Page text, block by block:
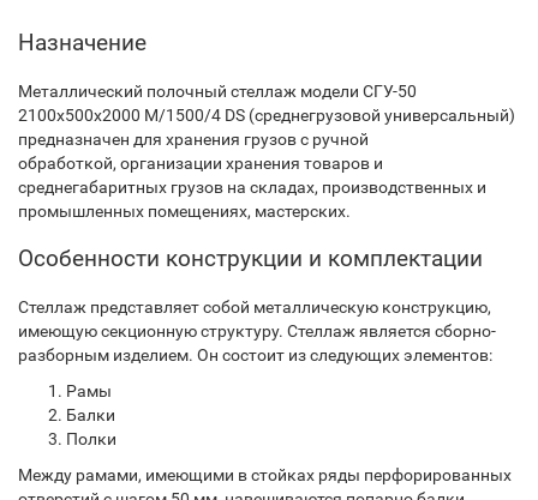
Назначение
Металлический полочный стеллаж модели СГУ-50
2100х500х2000 М/1500/4 DS (среднегрузовой универсальный)
предназначен для хранения грузов с ручной
обработкой, организации хранения товаров и
среднегабаритных грузов на складах, производственных и
промышленных помещениях, мастерских.
Особенности конструкции и комплектации
Стеллаж представляет собой металлическую конструкцию,
имеющую секционную структуру. Стеллаж является сборно-
разборным изделием. Он состоит из следующих элементов:
Рамы
Балки
Полки
Между рамами, имеющими в стойках ряды перфорированных